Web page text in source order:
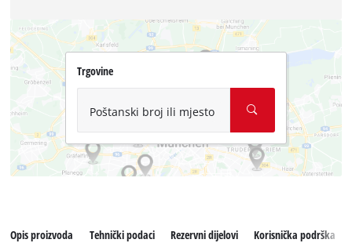
Trgovine
Poštanski broj ili mjesto
Opis proizvoda Tehnički podaci Rezervni dijelovi Korisnička podrška